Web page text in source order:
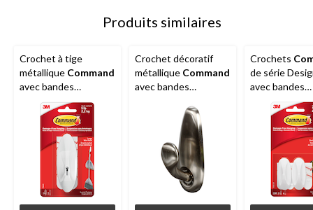
Produits similaires
Crochet à tige
métallique Command
avec bandes
adhésives, grand,
blanc, 5 lb, paq. 1
Crochet décoratif
métallique Command
avec bandes
brossé, grand, 5 lb,
paquet de 1
Crochets
de série
avec bandes
adhésives,
blanc, 1 lb,